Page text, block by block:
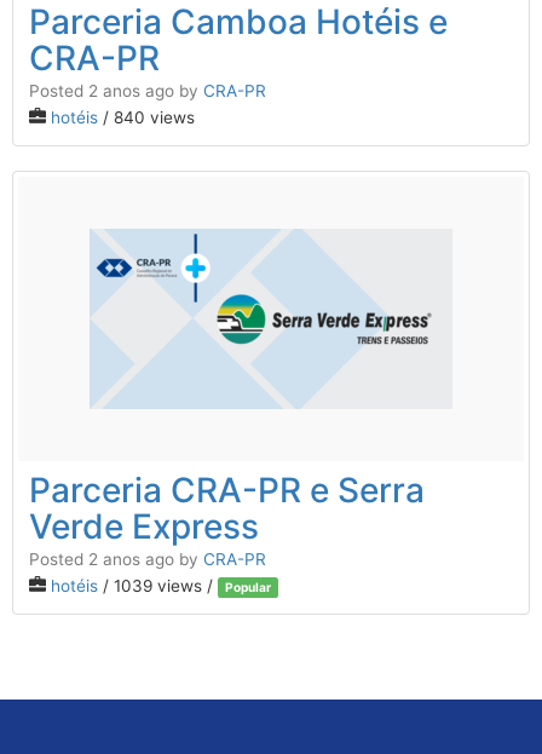
Parceria Camboa Hotéis e
CRA-PR
Posted 2 anos ago by CRA-PR
hotéis / 840 views
Parceria CRA-PR e Serra
Verde Express
Posted 2 anos ago by CRA-PR
hotéis / 1039 views / Popular